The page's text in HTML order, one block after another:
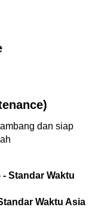
dan siap
- Standar Waktu
Waktu Asia